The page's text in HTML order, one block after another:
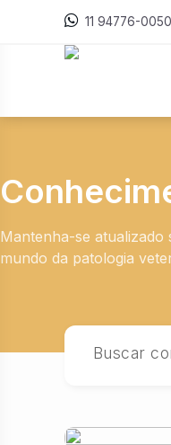
11 94776-0050
Mantenha-se
mundo da patologia